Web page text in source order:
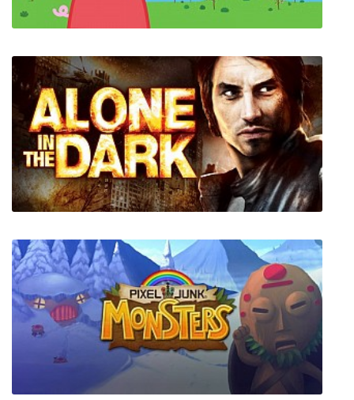
Мой Друг Свинка Пеппа
Alone in the Dark: У последней черты